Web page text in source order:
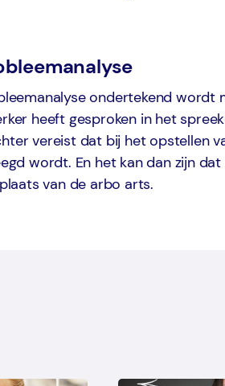
ondertekend wordt
heeft gesproken in het
vereist dat bij het opstellen
wordt. En het kan dan zijn
van de arbo arts.